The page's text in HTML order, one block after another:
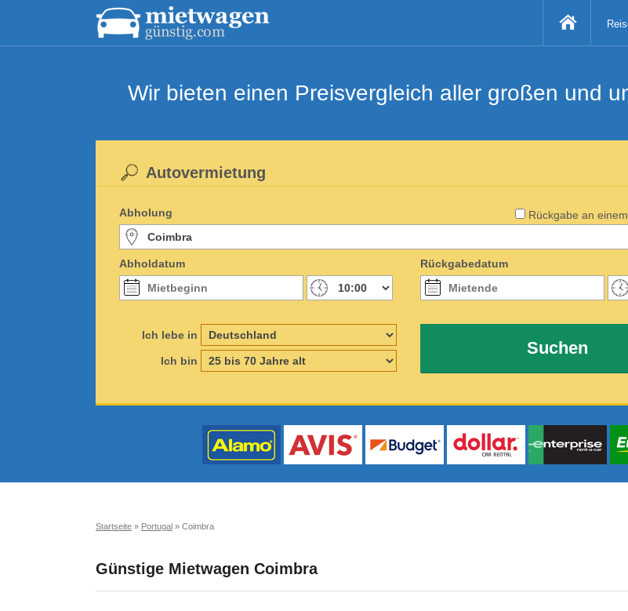
Wir bieten einen Preisvergleich aller großen und
Rückgabe an
Autovermietung
Abholung
Abholdatum Rückgabedatum
Ich lebe in
Ich bin
Suchen
Startseite » Portugal » Coimbra
Günstige Mietwagen Coimbra